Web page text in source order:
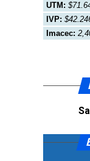
UTM:
IVP:
Imacec: